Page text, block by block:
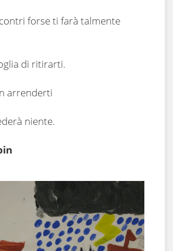
forse ti farà talmente
di ritirarti.
arrenderti
niente.